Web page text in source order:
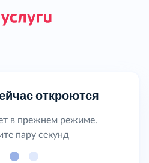
откроются
в прежнем режиме.
пару секунд